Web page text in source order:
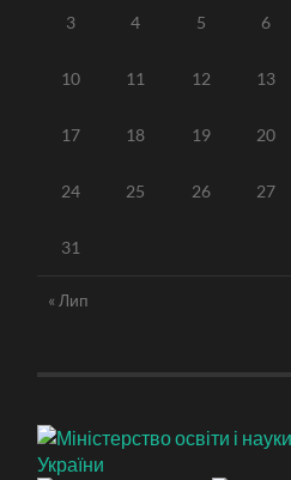
3 4 5 6
10 11 12 13
17 18 19 20
24 25 26 27
31
« Лип